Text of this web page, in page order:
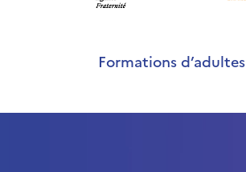
Formations d’adultes